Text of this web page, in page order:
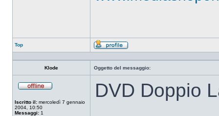
Top
Profilo
Klode Oggetto del messaggio:
Iscritto il: mercoledì 7 gennaio
2004, 10:50
Messaggi: 1
DVD Doppio